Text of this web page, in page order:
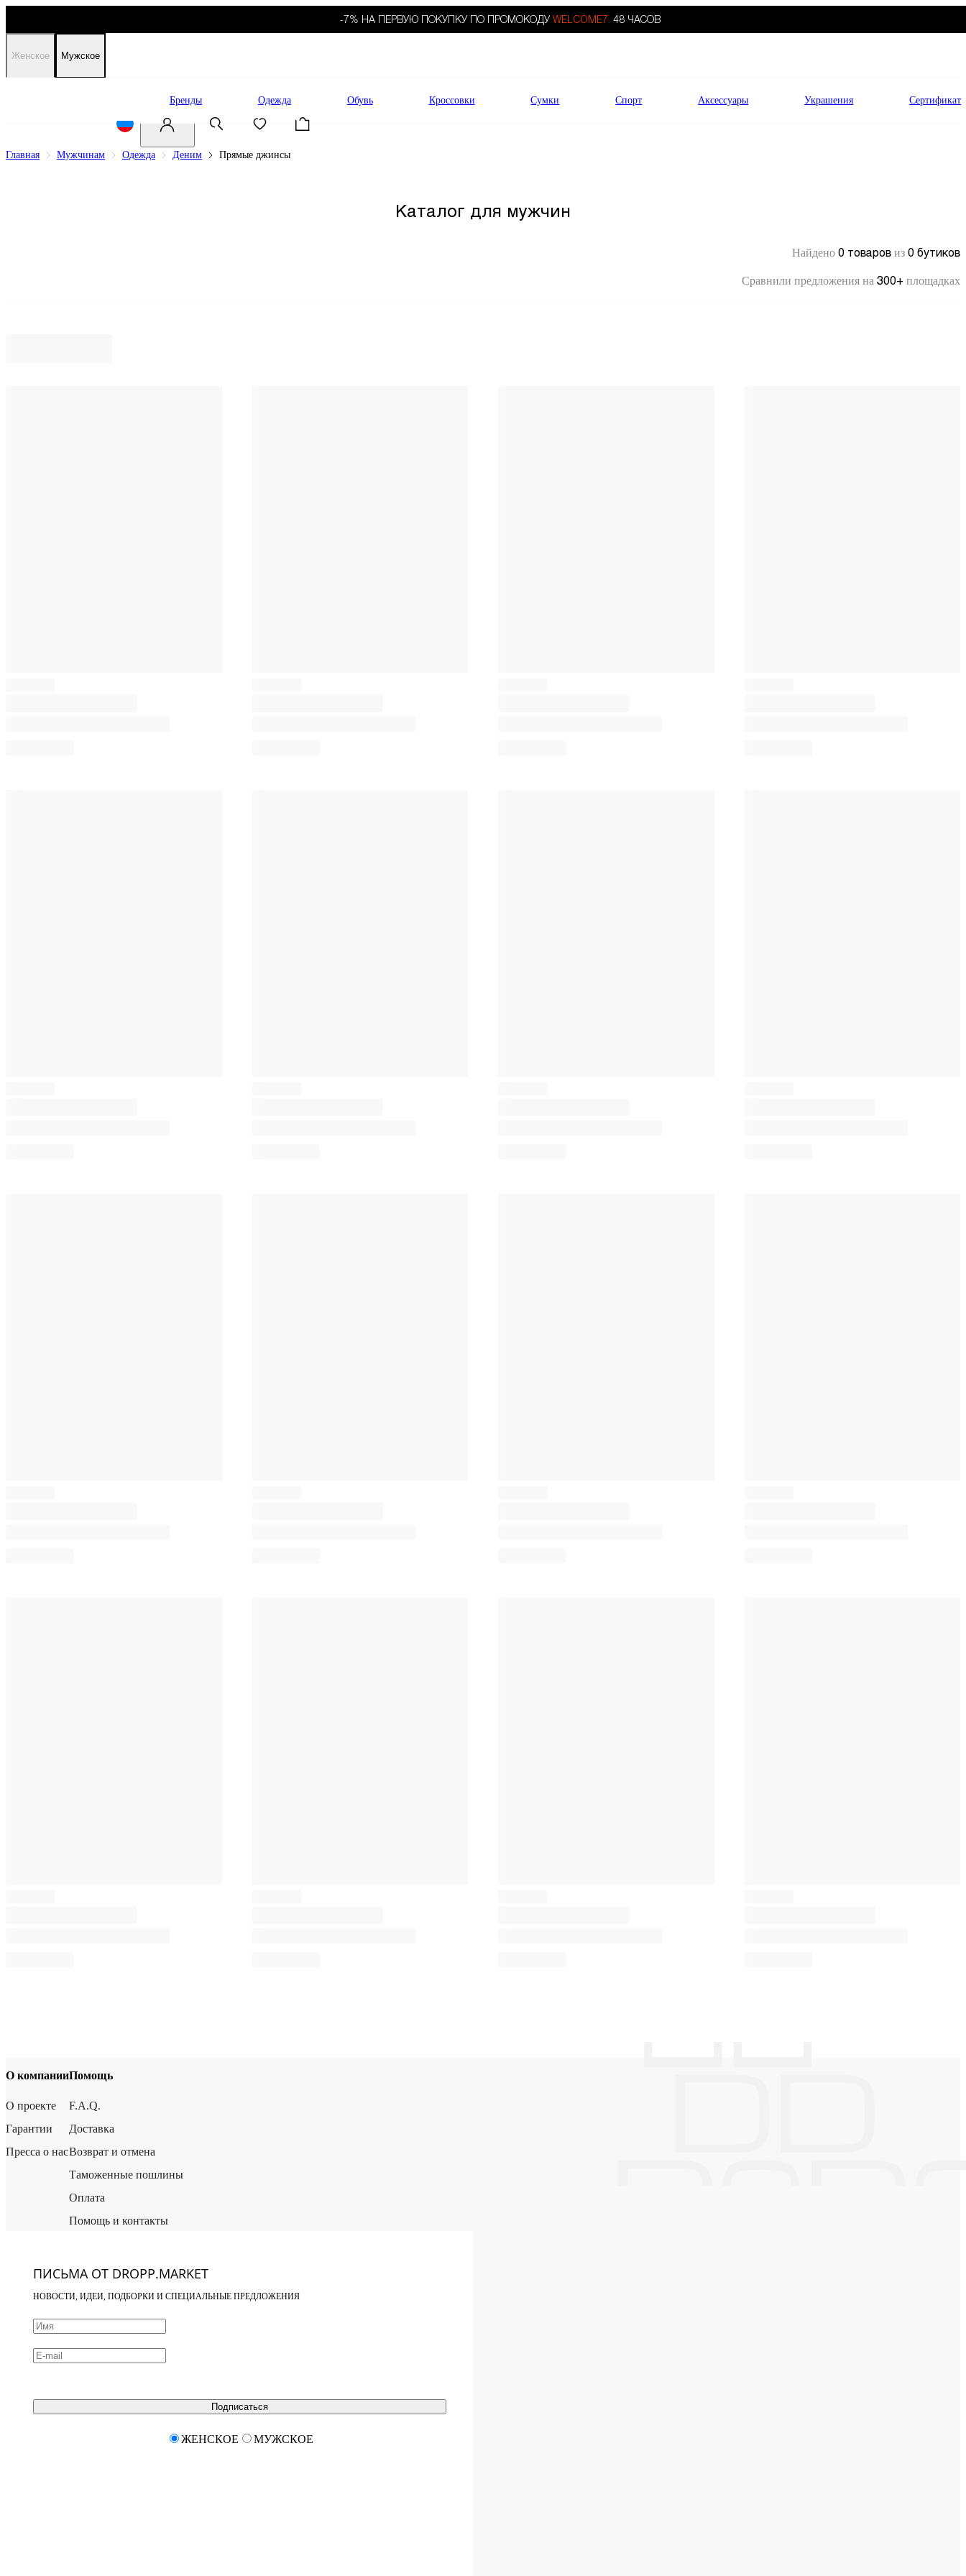
-7% НА ПЕРВУЮ ПОКУПКУ ПО ПРОМОКОДУ WELCOME7. 48 ЧАСОВ
Женское Мужское
Бренды Одежда Обувь Кроссовки Сумки Спорт Аксессуары Украшения Сертификат
Главная Мужчинам Одежда Деним Прямые джинсы
Каталог для мужчин
Найдено 0 товаров из 0 бутиков
Сравнили предложения на 300+ площадках
О компании
О проекте
Гарантии
Пресса о нас
Помощь
F.A.Q.
Доставка
Возврат и отмена
Таможенные пошлины
Оплата
Помощь и контакты
ПИСЬМА ОТ DROPP.MARKET
НОВОСТИ, ИДЕИ, ПОДБОРКИ И СПЕЦИАЛЬНЫЕ ПРЕДЛОЖЕНИЯ
Подписаться
ЖЕНСКОЕ МУЖСКОЕ